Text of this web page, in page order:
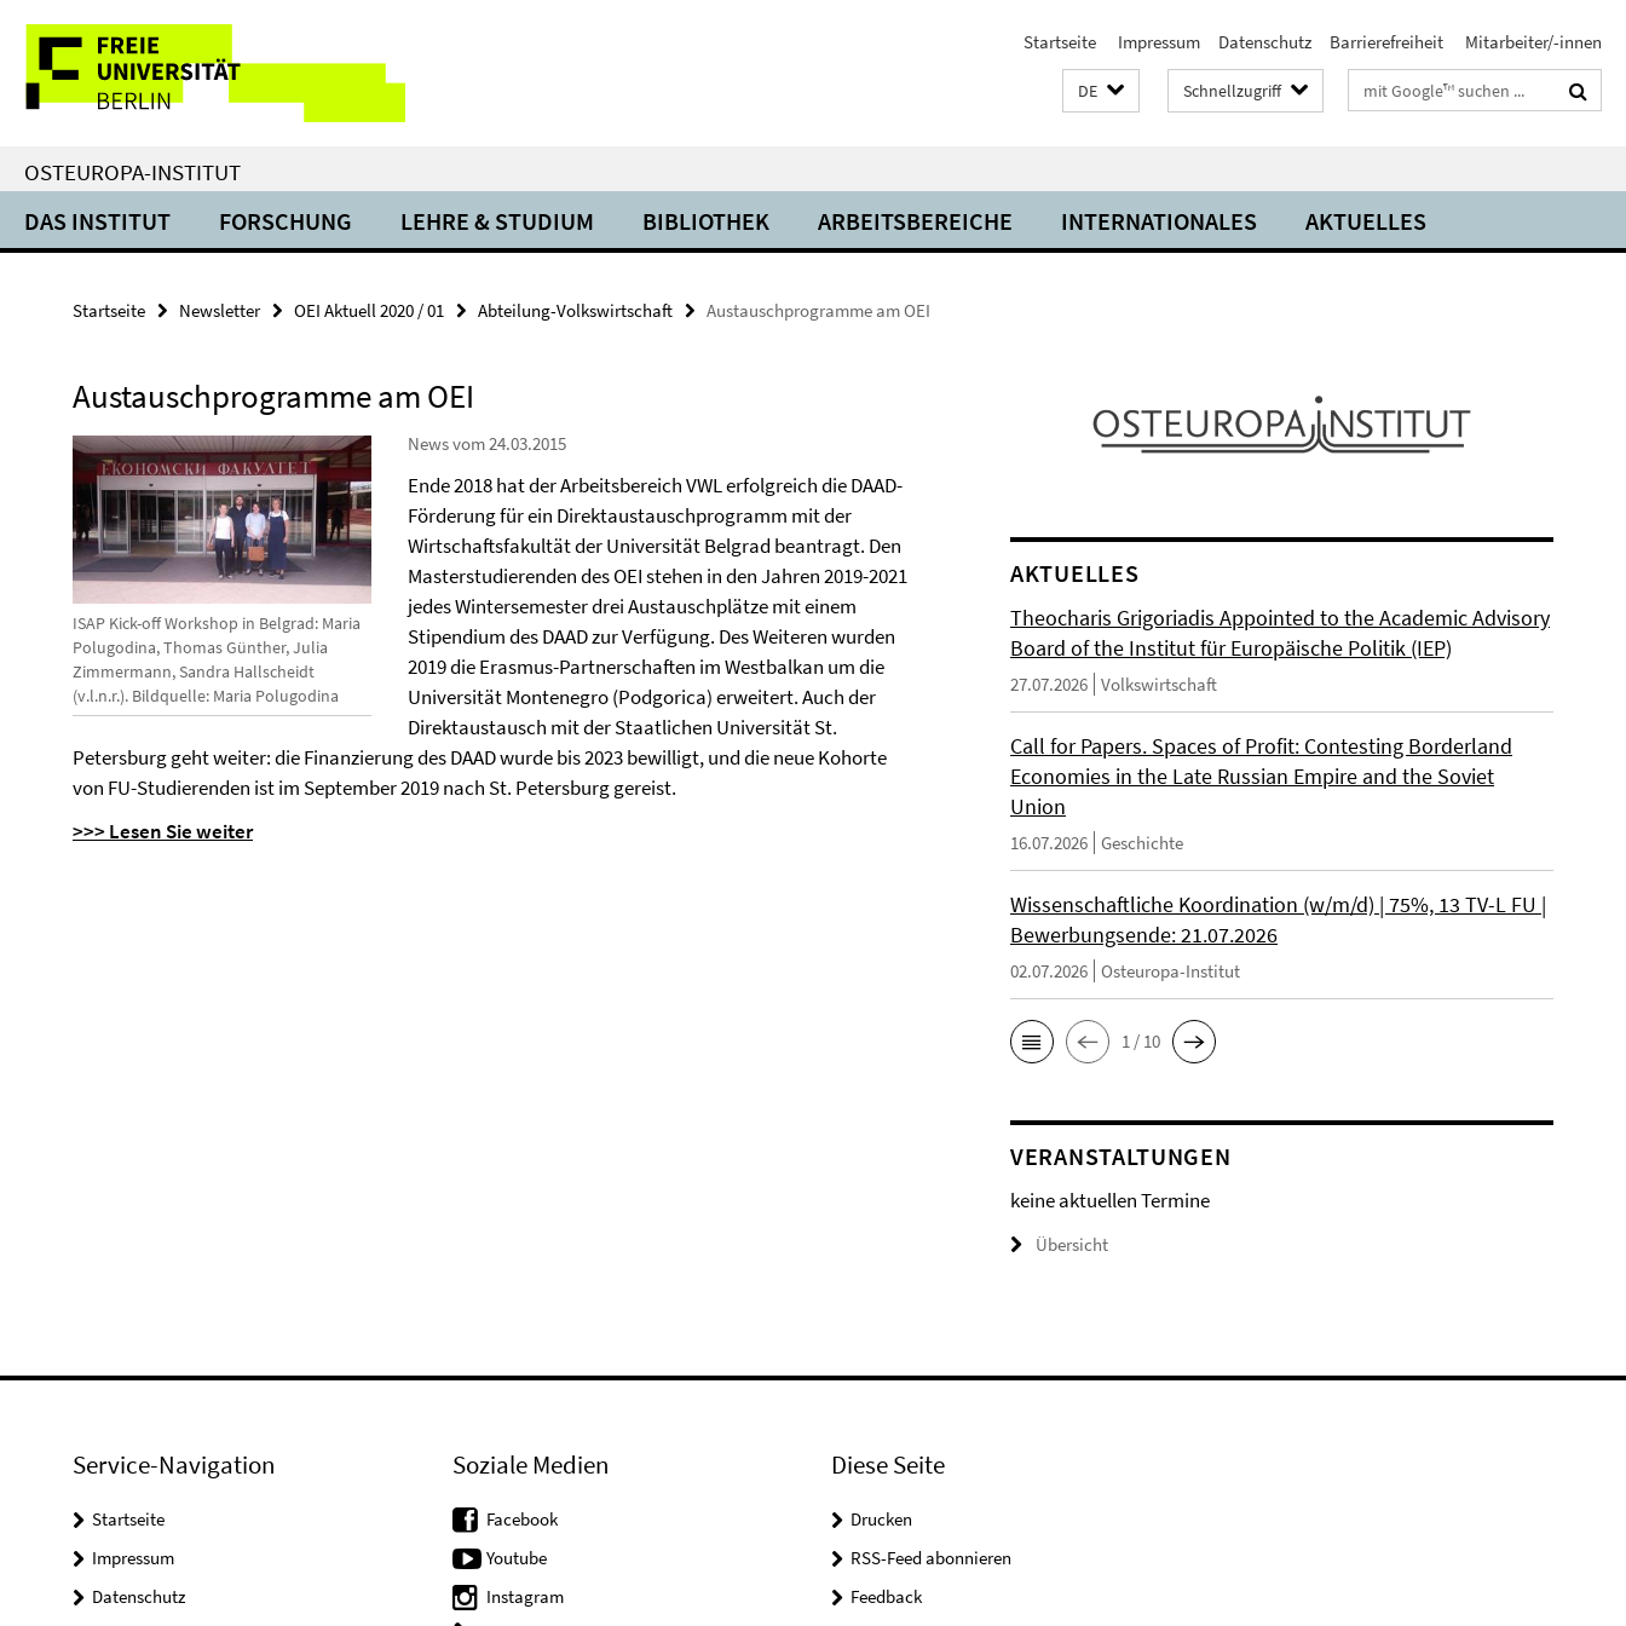
direkt
Inhalt
Service-
Navigation
Startseite Impressum Datenschutz Barrierefreiheit Mitarbeiter/-innen
DE Schnellzugriff Suchbegriffe
OSTEUROPA-INSTITUT
DAS INSTITUT FORSCHUNG LEHRE & STUDIUM BIBLIOTHEK ARBEITSBEREICHE INTERNATIONALES AKTUELLES
Startseite Newsletter OEI Aktuell 2020 / 01 Abteilung-Volkswirtschaft Austauschprogramme am OEI
Austauschprogramme am OEI
ISAP Kick-off Workshop in Belgrad: Maria
Polugodina, Thomas Günther, Julia
Zimmermann, Sandra Hallscheidt
(v.l.n.r.). Bildquelle: Maria Polugodina
News vom 24.03.2015
Ende 2018 hat der Arbeitsbereich VWL erfolgreich die DAAD-
Förderung für ein Direktaustauschprogramm mit der
Wirtschaftsfakultät der Universität Belgrad beantragt. Den
Masterstudierenden des OEI stehen in den Jahren 2019-2021
jedes Wintersemester drei Austauschplätze mit einem
Stipendium des DAAD zur Verfügung. Des Weiteren wurden
2019 die Erasmus-Partnerschaften im Westbalkan um die
Universität Montenegro (Podgorica) erweitert. Auch der
Direktaustausch mit der Staatlichen Universität St.
Petersburg geht weiter: die Finanzierung des DAAD wurde bis 2023 bewilligt, und die neue Kohorte
von FU-Studierenden ist im September 2019 nach St. Petersburg gereist.
>>> Lesen Sie weiter
AKTUELLES
Theocharis Grigoriadis Appointed to the Academic Advisory
Board of the Institut für Europäische Politik (IEP)
27.07.2026 Volkswirtschaft
Call for Papers. Spaces of Profit: Contesting Borderland
Economies in the Late Russian Empire and the Soviet
Union
16.07.2026 Geschichte
Wissenschaftliche Koordination (w/m/d) | 75%, 13 TV-L FU |
Bewerbungsende: 21.07.2026
02.07.2026 Osteuropa-Institut
1 / 10
VERANSTALTUNGEN
keine aktuellen Termine
Übersicht
Service-Navigation
Startseite
Impressum
Datenschutz
Soziale Medien
Facebook
Youtube
Instagram
Diese Seite
Drucken
RSS-Feed abonnieren
Feedback